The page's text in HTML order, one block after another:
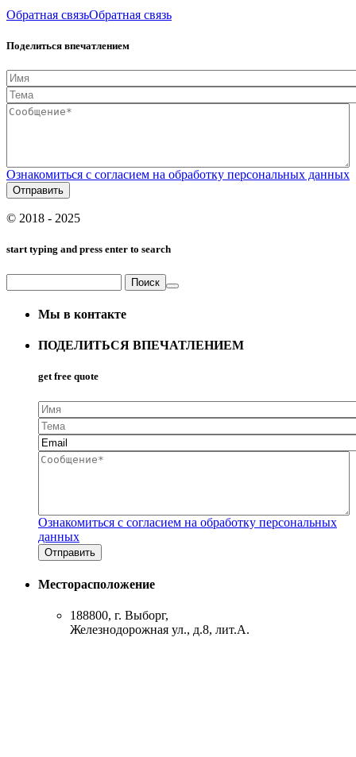
Обратная связьОбратная связь
Поделиться впечатлением
Имя
Тема
Сообщение*
Ознакомиться с согласием на обработку персональных данных
© 2018 - 2025
start typing and press enter to search
Мы в контакте
ПОДЕЛИТЬСЯ ВПЕЧАТЛЕНИЕМ
get free quote
Имя
Тема
Email
Сообщение
Ознакомиться с согласием на обработку персональных
данных
Месторасположение
188800, г. Выборг,
Железнодорожная ул., д.8, лит.А.